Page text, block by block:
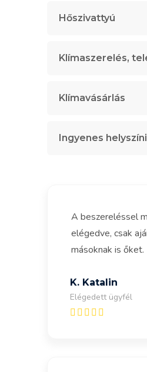
Hőszivattyú
Klímaszerelés,
Klímavásárlás
Ingyenes
A beszereléssel
elégedve, csak
másoknak is őket.
K. Katalin
Elégedett ügyfél